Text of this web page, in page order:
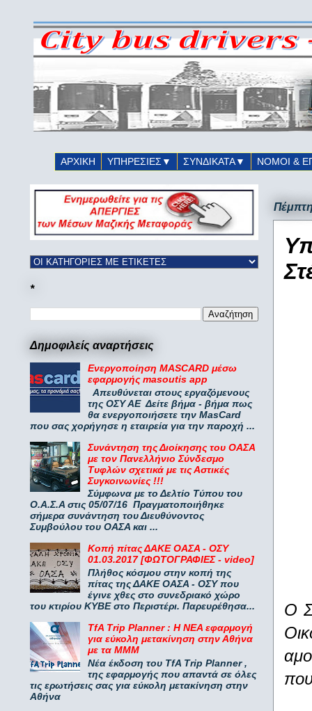
ΑΡΧΙΚΗ ΥΠΗΡΕΣΙΕΣ▼ ΣΥΝΔΙΚΑΤΑ▼ ΝΟΜΟΙ &
Ο
*
Δημοφιλείς αναρτήσεις
Ενεργοποίηση MASCARD μέσω
εφαρμογής masoutis app
Απευθύνεται στους εργαζόμενους
της ΟΣΥ ΑΕ Δείτε βήμα - βήμα πως
θα ενεργοποιήσετε την MasCard
που σας χορήγησε η εταιρεία για την παροχή ...
Συνάντηση της Διοίκησης του ΟΑΣΑ
με τον Πανελλήνιο Σύνδεσμο
Τυφλών σχετικά με τις Αστικές
Συγκοινωνίες !!!
Σύμφωνα με το Δελτίο Τύπου του
Ο.Α.Σ.Α στις 05/07/16 Πραγματοποιήθηκε
σήμερα συνάντηση του Διευθύνοντος
Συμβούλου του ΟΑΣΑ και ...
Κοπή πίτας ΔΑΚΕ ΟΑΣΑ - ΟΣΥ
01.03.2017 [ΦΩΤΟΓΡΑΦΙΕΣ - video]
Πλήθος κόσμου στην κοπή της
πίτας της ΔΑΚΕ ΟΑΣΑ - ΟΣΥ που
έγινε χθες στο συνεδριακό χώρο
του κτιρίου ΚΥΒΕ στο Περιστέρι. Παρευρέθησα...
TfA Trip Planner : Η ΝΕΑ εφαρμογή
για εύκολη μετακίνηση στην Αθήνα
με τα ΜΜΜ
Νέα έκδοση του TfA Trip Planner ,
της εφαρμογής που απαντά σε όλες
τις ερωτήσεις σας για εύκολη μετακίνηση στην
Αθήνα